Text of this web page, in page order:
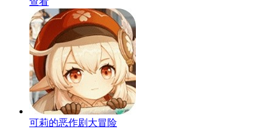
可莉的恶作剧大冒险